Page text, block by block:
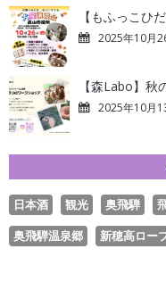
【もふっこひ
2025年10月
【森Labo】秋
2025年10月
日本酒 観光 奥飛騨
奥飛騨温泉郷
新穂高ロー